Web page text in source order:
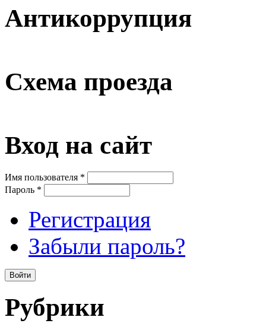
Антикоррупция
Схема проезда
Вход на сайт
Имя пользователя *
Пароль *
Регистрация
Забыли пароль?
Рубрики